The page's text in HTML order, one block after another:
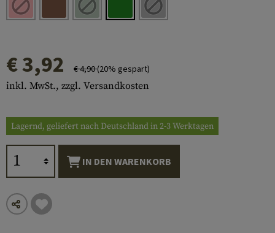
€ 3,92 € 4,90(20% gespart)
inkl. MwSt., zzgl. Versandkosten
Lagernd, geliefert nach Deutschland in 2-3 Werktagen
IN DEN WARENKORB